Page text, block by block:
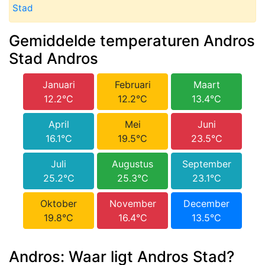
Stad
Gemiddelde temperaturen Andros
Stad Andros
Januari
12.2°C
Februari
12.2°C
Maart
13.4°C
April
16.1°C
Mei
19.5°C
Juni
23.5°C
Juli
25.2°C
Augustus
25.3°C
September
23.1°C
Oktober
19.8°C
November
16.4°C
December
13.5°C
Andros: Waar ligt Andros Stad?